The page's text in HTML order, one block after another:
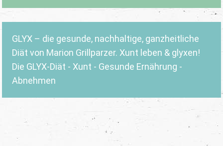
GLYX – die gesunde, nachhaltige, ganzheitliche
Diät von Marion Grillparzer. Xunt leben & glyxen!
Die GLYX-Diät - Xunt - Gesunde Ernährung -
Abnehmen